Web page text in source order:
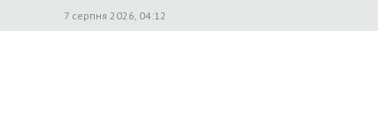
7 серпня 2026, 04:12